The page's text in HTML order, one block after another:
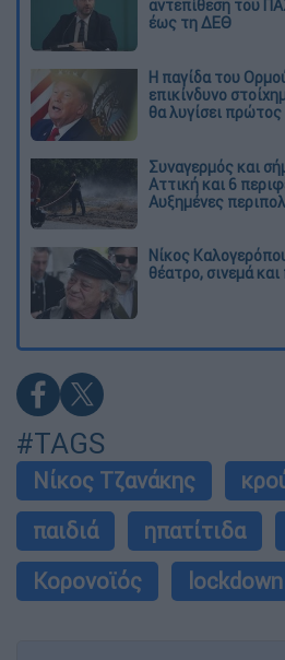
αντεπίθεση του
έως τη ΔΕΘ
Η παγίδα του
επικίνδυνο
θα λυγίσει πρώτος
Συναγερμός και
Αττική και 6
Αυξημένες
Νίκος
θέατρο, σινεμά
#TAGS
Νίκος Τζανάκης
παιδιά
ηπατίτιδα
Κορονοϊός
lockdown